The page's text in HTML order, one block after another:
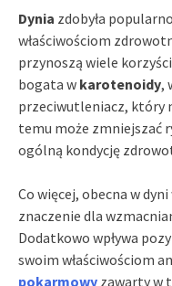
Dynia zdobyła
właściwościom
przynoszą wiele
bogata w karotenoidy,
przeciwutleniacz, który
temu może zmniejszać
ogólną kondycję
Co więcej, obecna w dyni
znaczenie dla
Dodatkowo wpływa
swoim właściwościom
pokarmowy zawarty w